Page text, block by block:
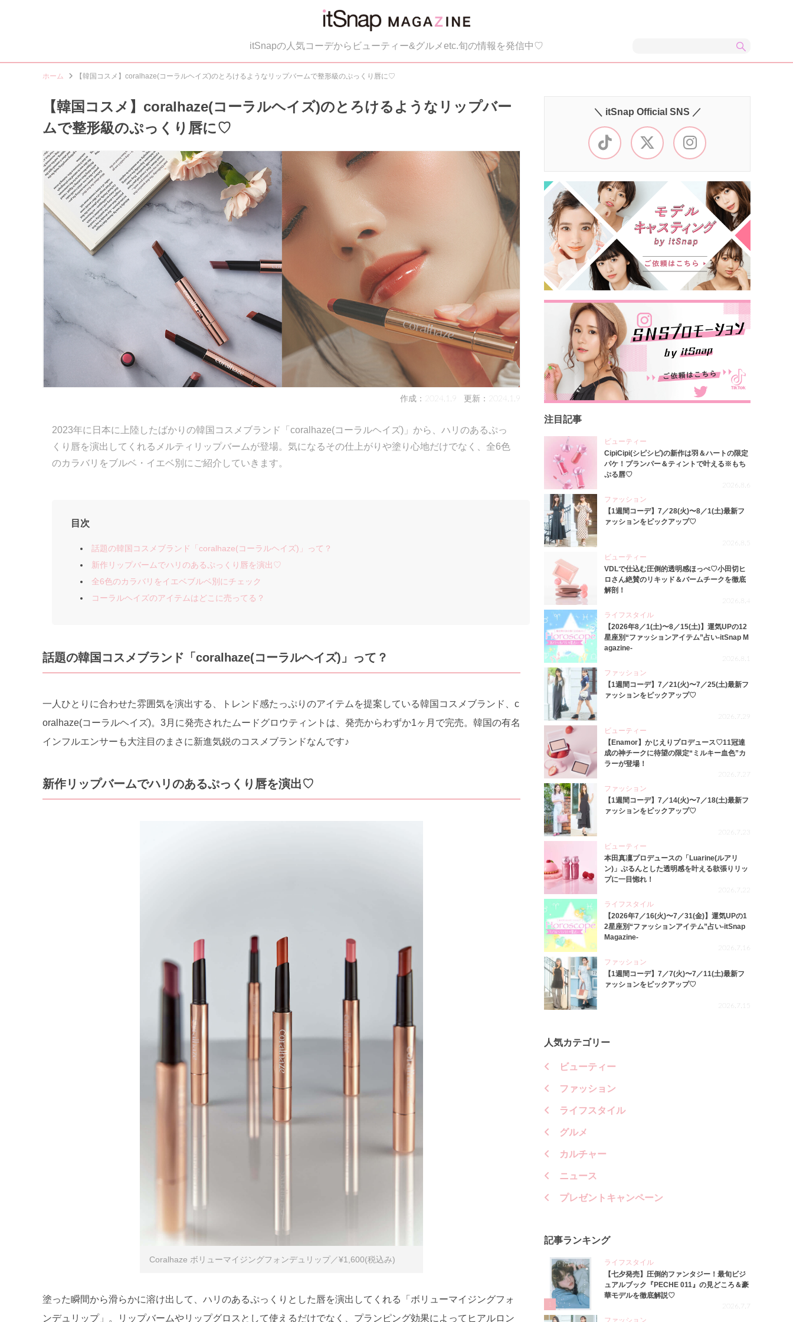
itSnapの人気コーデからビューティー&グルメetc.旬の情報を発信中♡
ホーム 【韓国コスメ】coralhaze(コーラルヘイズ)のとろけるようなリップバームで整形級のぷっくり唇に♡
【韓国コスメ】coralhaze(コーラルヘイズ)のとろけるようなリップバー
ムで整形級のぷっくり唇に♡
作成：2024.1.9 更新：2024.1.9
2023年に日本に上陸したばかりの韓国コスメブランド「coralhaze(コーラルヘイズ)」から、ハリのあるぷっ
くり唇を演出してくれるメルティリップバームが登場。気になるその仕上がりや塗り心地だけでなく、全6色
のカラバリをブルベ・イエベ別にご紹介していきます。
目次
話題の韓国コスメブランド「coralhaze(コーラルヘイズ)」って？
新作リップバームでハリのあるぷっくり唇を演出♡
全6色のカラバリをイエベブルベ別にチェック
コーラルヘイズのアイテムはどこに売ってる？
話題の韓国コスメブランド「coralhaze(コーラルヘイズ)」って？
一人ひとりに合わせた雰囲気を演出する、トレンド感たっぷりのアイテムを提案している韓国コスメブランド、c
oralhaze(コーラルヘイズ)。3月に発売されたムードグロウティントは、発売からわずか1ヶ月で完売。韓国の有名
インフルエンサーも大注目のまさに新進気鋭のコスメブランドなんです♪
新作リップバームでハリのあるぷっくり唇を演出♡
Coralhaze ボリューマイジングフォンデュリップ／¥1,600(税込み)
塗った瞬間から滑らかに溶け出して、ハリのあるぷっくりとした唇を演出してくれる「ボリューマイジングフォ
ンデュリップ」。リップバームやリップグロスとして使えるだけでなく、プランピング効果によってヒアルロン
＼ itSnap Official SNS ／
注目記事
ビューティー
CipiCipi(シピシピ)の新作は羽＆ハートの限定
パケ！プランパー＆ティントで叶える※もち
ぷる唇♡
2026.8.6
ファッション
【1週間コーデ】7／28(火)〜8／1(土)最新フ
ァッションをピックアップ♡
2026.8.5
ビューティー
VDLで仕込む圧倒的透明感ほっぺ♡小田切ヒ
ロさん絶賛のリキッド＆バームチークを徹底
解剖！
2026.8.4
ライフスタイル
【2026年8／1(土)〜8／15(土)】運気UPの12
星座別“ファッションアイテム”占い-itSnap M
agazine-
2026.8.1
ファッション
【1週間コーデ】7／21(火)〜7／25(土)最新フ
ァッションをピックアップ♡
2026.7.29
ビューティー
【Enamor】かじえりプロデュース♡11冠達
成の神チークに待望の限定“ミルキー血色”カ
ラーが登場！
2026.7.27
ファッション
【1週間コーデ】7／14(火)〜7／18(土)最新フ
ァッションをピックアップ♡
2026.7.23
ビューティー
本田真凜プロデュースの「Luarine(ルアリ
ン)」ぷるんとした透明感を叶える欲張りリッ
プに一目惚れ！
2026.7.22
ライフスタイル
【2026年7／16(火)〜7／31(金)】運気UPの1
2星座別“ファッションアイテム”占い-itSnap
Magazine-
2026.7.16
ファッション
【1週間コーデ】7／7(火)〜7／11(土)最新フ
ァッションをピックアップ♡
2026.7.15
人気カテゴリー
ビューティー
ファッション
ライフスタイル
グルメ
カルチャー
ニュース
プレゼントキャンペーン
記事ランキング
ライフスタイル
【七夕発売】圧倒的ファンタジー！最旬ビジ
ュアルブック『PECHE 011』の見どころ＆豪
華モデルを徹底解説♡
2026.7.7
ファッション